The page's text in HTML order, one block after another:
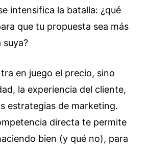
intensifica la batalla: ¿qué
que tu propuesta sea más
suya?
en juego el precio, sino
la experiencia del cliente,
estrategias de marketing.
directa te permite
bien (y qué no), para